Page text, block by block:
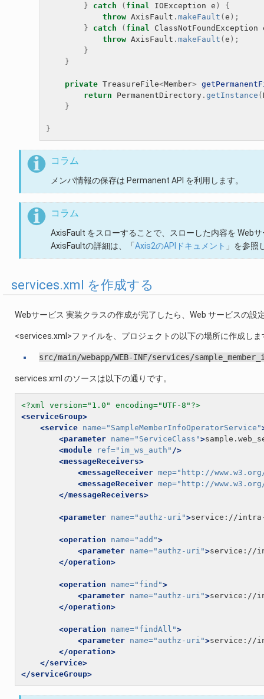
} catch ( final IOException e )
{
throw AxisFault . makeFault (e );
}
catch ( final ClassNotFoundException
throw AxisFault . makeFault (e );
}
}
private TreasureFile<Member>
return
PermanentDirectory . getInstance (
}
}
コラム
メンバ情報の保存は Permanent API を利用します。
コラム
AxisFault をスローすることで、スローした内容を Web
AxisFaultの詳細は、「Axis2のAPIドキュメント 」を参照
services.xml を作成する
Webサービス 実装クラスの作成が完了したら、Web サービスの
<services.xml>ファイルを、プロジェクトの以下の場所に作成しま
src/main/webapp/WEB-INF/services/
services.xml のソースは以下の通りです。
<?xml version="1.0" encoding="UTF-8"?>
<serviceGroup>
<service name="SampleMemberInfoOperatorService"
<parameter name="ServiceClass">
<module
ref="im_ws_auth" />
<messageReceivers>
<messageReceiver mep="http://
<messageReceiver mep="http://
</messageReceivers>
<parameter name="authz-uri">service://intra-
<operation name="add">
<parameter name="authz-uri">service://
</operation>
<operation name="find">
<parameter name="authz-uri">service://
</operation>
<operation name="findAll">
<parameter name="authz-uri">service://
</operation>
</service>
</serviceGroup>